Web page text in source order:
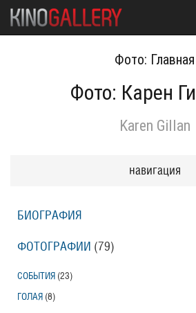
Фото: Главная
Фото: Карен
Karen Gillan
навигация
БИОГРАФИЯ
ФОТОГРАФИИ (79)
СОБЫТИЯ (23)
ГОЛАЯ (8)